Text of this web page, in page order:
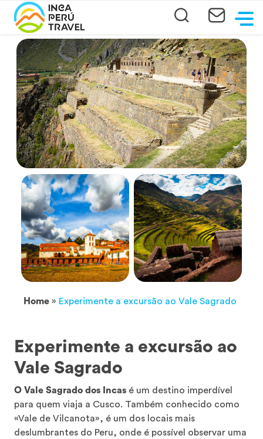
Home » Experimente a excursão ao Vale Sagrado
Experimente a excursão ao
Vale Sagrado
O Vale Sagrado dos Incas é um destino imperdível
para quem viaja a Cusco. Também conhecido como
«Vale de Vilcanota», é um dos locais mais
deslumbrantes do Peru, onde é possível observar uma